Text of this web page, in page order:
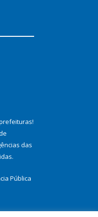
!
das
Pública